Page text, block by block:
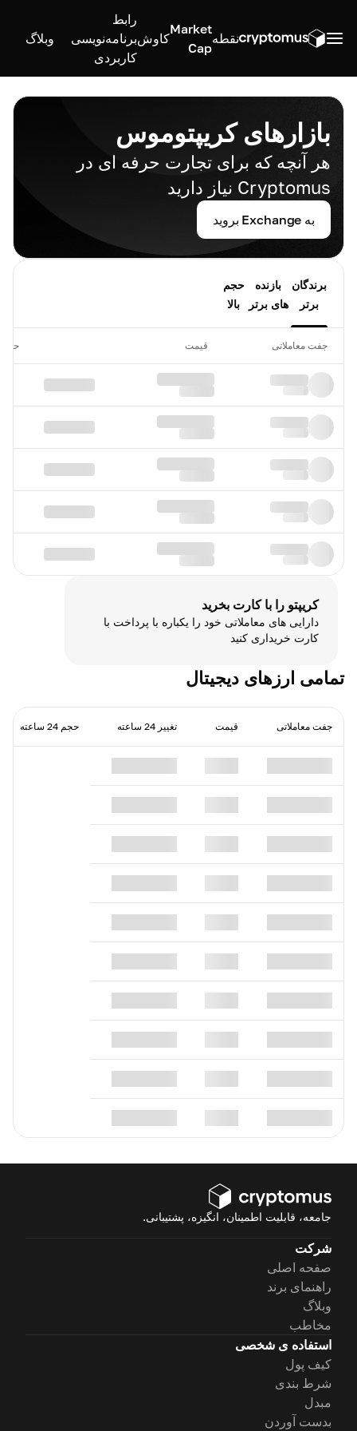
نقطه
Market
Cap
کاوش
رابط
برنامه‌نویسی
کاربردی
وبلاگ
بازارهای کریپتوموس
هر آنچه که برای تجارت حرفه ای در
Cryptomus نیاز دارید
به Exchange بروید
برندگان
برتر
بازنده
های برتر
حجم
بالا
جفت معاملاتی قیمت حجم
کریپتو را با کارت بخرید
دارایی های معاملاتی خود را یکباره با پرداخت با
کارت خریداری کنید
تمامی ارزهای دیجیتال
جفت معاملاتی قیمت تغییر 24 ساعته حجم 24 ساعته
جامعه، قابلیت اطمینان، انگیزه، پشتیبانی.
شرکت
صفحه اصلی
راهنمای برند
وبلاگ
مخاطب
استفاده ی شخصی
کیف پول
شرط بندی
مبدل
بدست آوردن